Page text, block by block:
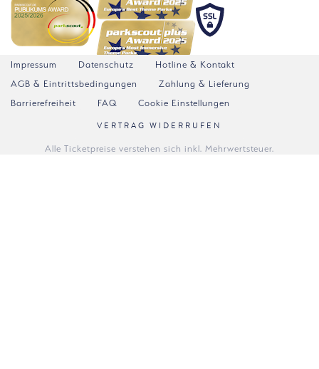
Impressum Datenschutz
Hotline & Kontakt
AGB & Eintrittsbedingungen
Zahlung & Lieferung
Barrierefreiheit
FAQ Cookie Einstellungen
VERTRAG WIDERRUFEN
Alle Ticketpreise verstehen sich inkl. Mehrwertsteuer.